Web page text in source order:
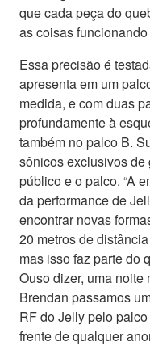
que cada peça do
as coisas
Essa precisão é
apresenta em um
medida, e com duas
profundamente à
também no palco B.
sônicos exclusivos de
público e o palco. “A
da performance de
encontrar novas
20 metros de
mas isso faz parte do
Ouso dizer, uma noite
Brendan passamos
RF do Jelly pelo
frente de qualquer